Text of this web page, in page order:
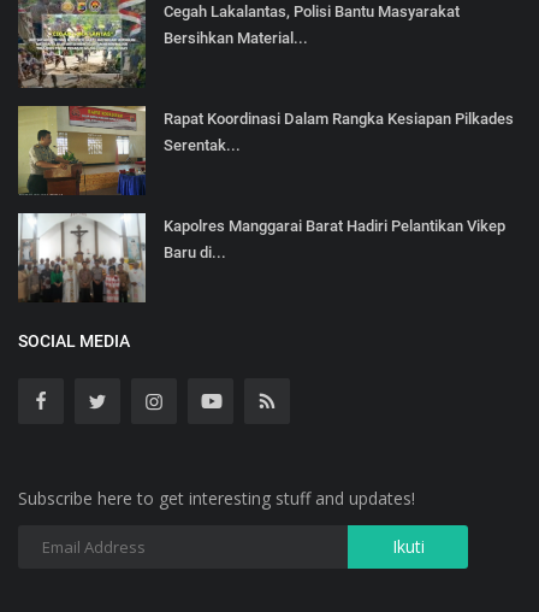
Cegah Lakalantas, Polisi Bantu Masyarakat
Bersihkan Material...
Rapat Koordinasi Dalam Rangka Kesiapan Pilkades
Serentak...
Kapolres Manggarai Barat Hadiri Pelantikan Vikep
Baru di...
SOCIAL MEDIA
Subscribe here to get interesting stuff and updates!